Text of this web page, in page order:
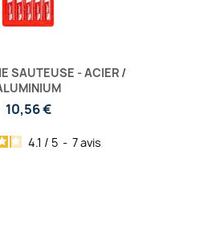
SAUTEUSE - ACIER /
10,56 €
4.1 / 5 - 7avis